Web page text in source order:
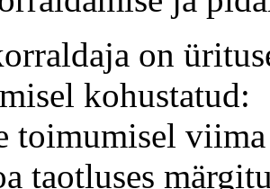
on
kohustatud:
toimumisel
taotluses